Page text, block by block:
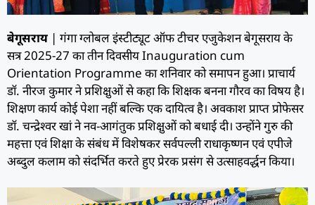
बेगूसराय | गंगा ग्लोबल इंस्टीट्यूट ऑफ टीचर एजुकेशन बेगूसराय के
सत्र 2025-27 का तीन दिवसीय Inauguration cum
Orientation Programme का शनिवार को समापन हुआ। प्राचार्य
डॉ. नीरज कुमार ने प्रशिक्षुओं से कहा कि शिक्षक बनना गौरव का विषय है।
शिक्षण कार्य कोई पेशा नहीं बल्कि एक दायित्व है। अवकाश प्राप्त प्रोफेसर
डॉ. चन्द्रेश्वर खां ने नव-आगंतुक प्रशिक्षुओं को बधाई दी। उन्होंने गुरु की
महत्ता एवं शिक्षा के संबंध में विशेषकर सर्वपल्ली राधाकृष्णन एवं एपीजे
अब्दुल कलाम को संदर्भित करते हुए प्रेरक प्रसंग से उत्साहवर्द्धन किया।